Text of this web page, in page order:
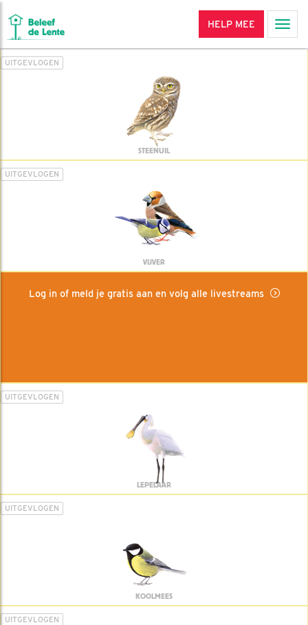
HELP MEE
UITGEVLOGEN
STEENUIL
UITGEVLOGEN
VIJVER
Log in of meld je gratis aan en volg alle livestreams
UITGEVLOGEN
LEPELAAR
UITGEVLOGEN
KOOLMEES
UITGEVLOGEN